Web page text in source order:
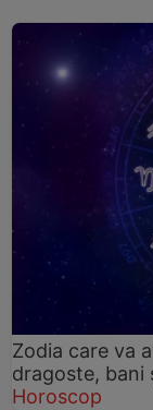
Zodia care va
dragoste, bani
Horoscop